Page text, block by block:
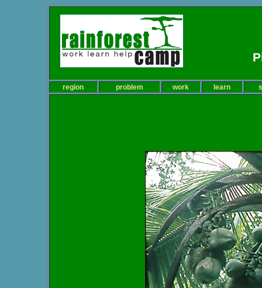
region problem work learn